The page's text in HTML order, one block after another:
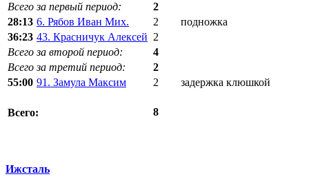
Всего за первый период:
2
28:13 6. Рябов Иван Мих. 2
подножка
36:23 43. Красничук Алексей 2
Всего за второй период:
4
Всего за третий период:
2
55:00 91. Замула Максим 2 задержка клюшкой
Всего: 8
Ижсталь